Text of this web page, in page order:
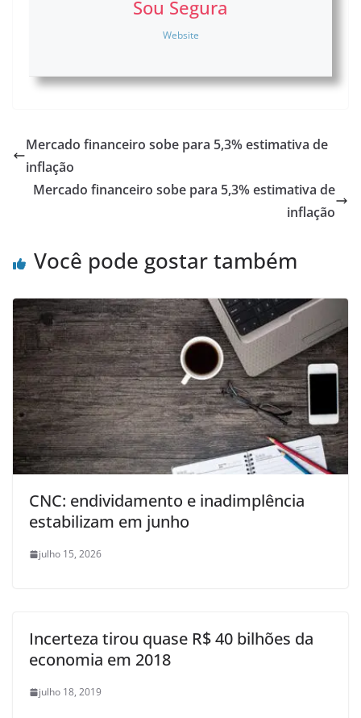
Sou Segura
Website
Mercado financeiro sobe para 5,3% estimativa de
inflação
Mercado financeiro sobe para 5,3% estimativa de
inflação
Você pode gostar também
CNC: endividamento e inadimplência
estabilizam em junho
julho 15, 2026
Incerteza tirou quase R$ 40 bilhões da
economia em 2018
julho 18, 2019